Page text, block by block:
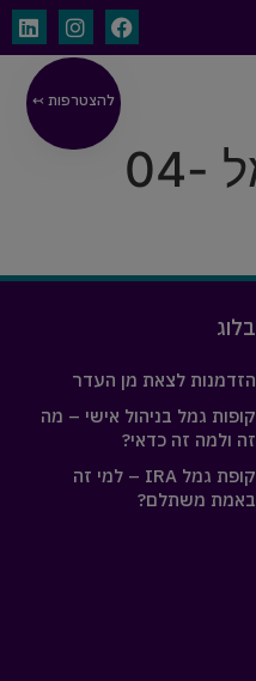
להצטרפות ↢
דוח חודשי גמל 04-
בלוג
הזדמנות לצאת מן העדר
קופות גמל בניהול אישי – מה
זה ולמה זה כדאי?
קופת גמל IRA – למי זה
באמת משתלם?